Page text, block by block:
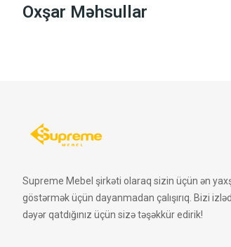
Oxşar Məhsullar
Supreme Mebel şirkəti olaraq sizin üçün ən
göstərmək üçün dayanmadan çalışırıq. Bizi
dəyər qatdığınız üçün sizə təşəkkür edirik!